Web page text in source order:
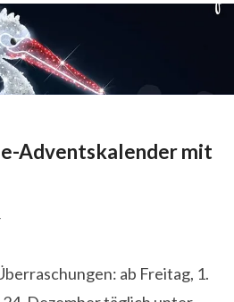
Adventskalender mit
ab Freitag, 1.